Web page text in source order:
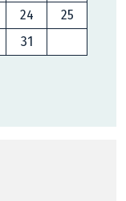
24
25
31